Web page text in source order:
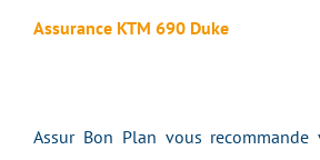
Assurance KTM 690 Duke
Assur Bon Plan vous recommande